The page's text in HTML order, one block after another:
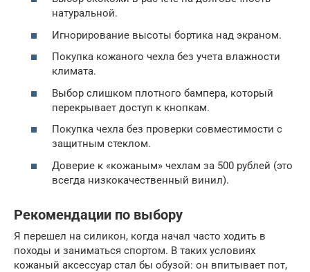
натуральной.
Игнорирование высоты бортика над экраном.
Покупка кожаного чехла без учета влажности
климата.
Выбор слишком плотного бампера, который
перекрывает доступ к кнопкам.
Покупка чехла без проверки совместимости с
защитным стеклом.
Доверие к «кожаным» чехлам за 500 рублей (это
всегда низкокачественный винил).
Рекомендации по выбору
Я перешел на силикон, когда начал часто ходить в
походы и заниматься спортом. В таких условиях
кожаный аксессуар стал бы обузой: он впитывает пот,